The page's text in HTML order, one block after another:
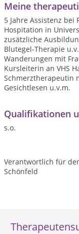
Meine
5 Jahre Assistenz bei
Hospitation in
zusätzliche
Blutegel-Therapie
Wanderungen mit
Kursleiterin an VHS
Schmerztherapeutin
Gesichtlesen u.v.m.
Qualifikationen
s.o.
Verantwortlich für
Schönfeld